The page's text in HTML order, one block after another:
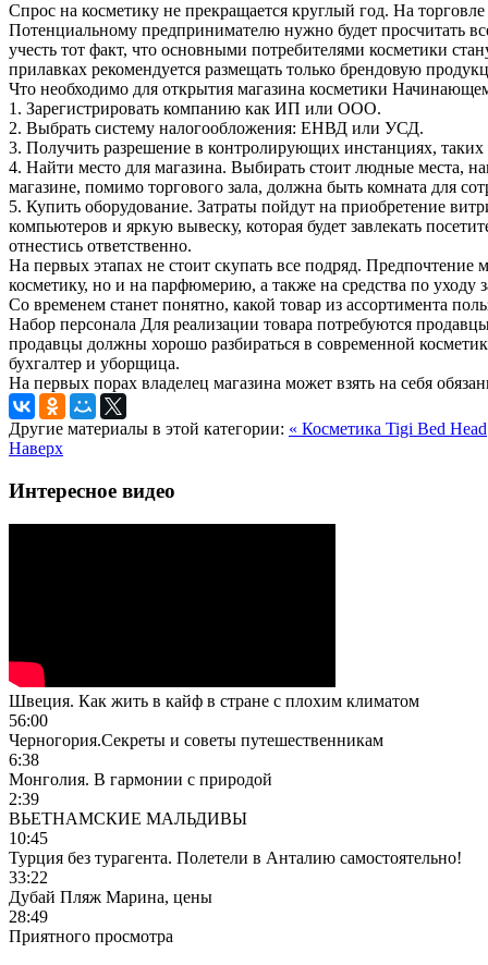
Спрос на косметику не прекращается круглый год. На
Потенциальному предпринимателю нужно будет просчитать
учесть тот факт, что основными потребителями косметики
прилавках рекомендуется размещать только брендовую
Что необходимо для открытия магазина косметики
1. Зарегистрировать компанию как ИП или ООО.
2. Выбрать систему налогообложения: ЕНВД или УСД.
3. Получить разрешение в контролирующих инстанциях,
4. Найти место для магазина. Выбирать стоит людные места,
магазине, помимо торгового зала, должна быть комната для
5. Купить оборудование. Затраты пойдут на приобретение
компьютеров и яркую вывеску, которая будет завлекать
отнестись ответственно.
На первых этапах не стоит скупать все подряд.
косметику, но и на парфюмерию, а также на средства по уходу
Со временем станет понятно, какой товар из ассортимента
Набор персонала Для реализации товара потребуются
продавцы должны хорошо разбираться в современной
бухгалтер и уборщица.
На первых порах владелец магазина может взять на себя
Другие материалы в этой категории: « Косметика Tigi Bed Head
Наверх
Интересное видео
Швеция. Как жить в кайф в стране с плохим климатом
56:00
Черногория.Секреты и советы путешественникам
6:38
Монголия. В гармонии с природой
2:39
ВЬЕТНАМСКИЕ МАЛЬДИВЫ
10:45
Турция без турагента. Полетели в Анталию самостоятельно!
33:22
Дубай Пляж Марина, цены
28:49
Приятного просмотра